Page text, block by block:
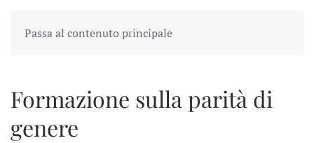
Passa al contenuto principale
Formazione sulla parità di
genere